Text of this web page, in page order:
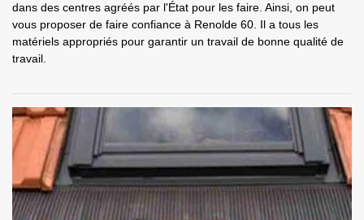
dans des centres agréés par l'État pour les faire. Ainsi, on peut
vous proposer de faire confiance à Renolde 60. Il a tous les
matériels appropriés pour garantir un travail de bonne qualité de
travail.